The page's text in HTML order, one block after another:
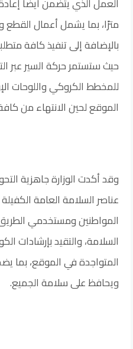
مترًا، بما يشمل أعمال القطع
بالإضافة إلى تنفيذ كافة
حيث ستستمر حركة السير عبر
للمخطط الكروكي واللوحات
الموقع لحين الانتهاء من
وقد أكدت الوزارة جاهزية
عناصر السلامة العامة
المواطنين ومستخدمي الطريق
السلامة، والتقيد بإرشادات
المتواجدة في الموقع، بما
ويحافظ على سلامة الجميع.